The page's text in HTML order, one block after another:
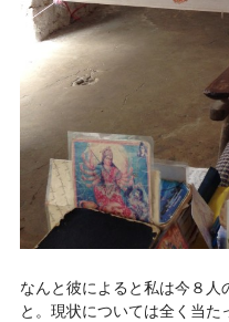
なんと彼によると私は今８人
と。現状については全く当